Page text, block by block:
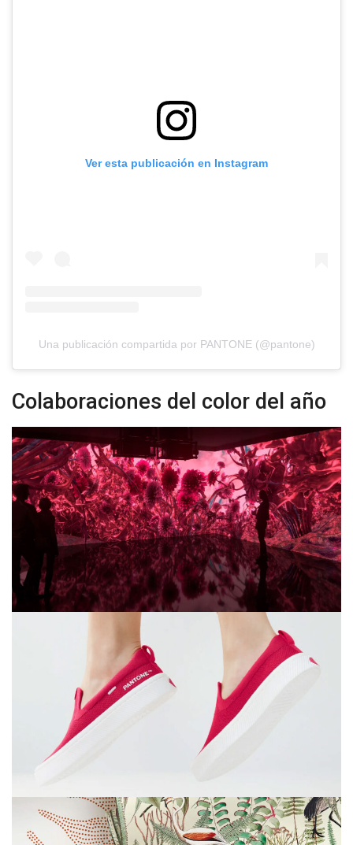
Ver esta publicación en Instagram
Una publicación compartida por PANTONE (@pantone)
Colaboraciones del color del año